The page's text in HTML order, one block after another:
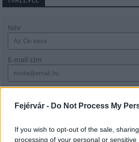
Fejérvár - Do Not Process My
If you wish to opt-out of the sale,
processing of your personal or
Név
E-mail cím
szabályzatot!